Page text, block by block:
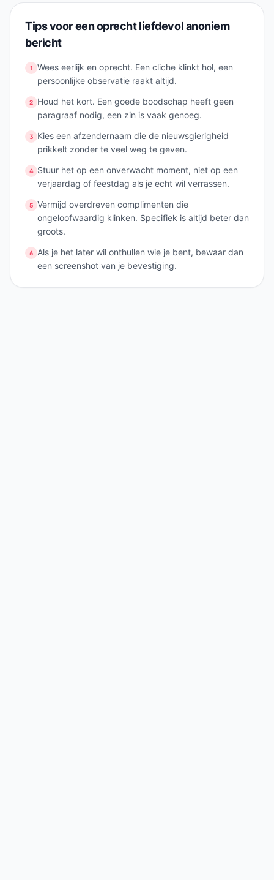
Tips voor een oprecht liefdevol anoniem
bericht
1
Wees eerlijk en oprecht. Een cliche klinkt hol, een
persoonlijke observatie raakt altijd.
2
Houd het kort. Een goede boodschap heeft geen
paragraaf nodig, een zin is vaak genoeg.
3
Kies een afzendernaam die de nieuwsgierigheid
prikkelt zonder te veel weg te geven.
4
Stuur het op een onverwacht moment, niet op een
verjaardag of feestdag als je echt wil verrassen.
5 Vermijd overdreven complimenten die
ongeloofwaardig klinken. Specifiek is altijd beter dan
groots.
6
Als je het later wil onthullen wie je bent, bewaar dan
een screenshot van je bevestiging.